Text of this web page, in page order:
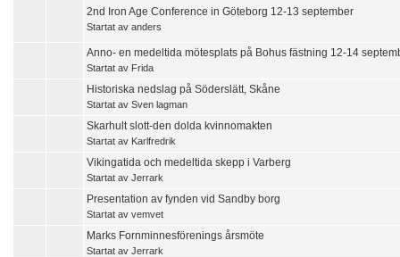
2nd Iron Age Conference in Göteborg 12-13 september
Startat av anders
Anno- en medeltida mötesplats på Bohus fästning 12-14
Startat av Frida
Historiska nedslag på Söderslätt, Skåne
Startat av Sven lagman
Skarhult slott-den dolda kvinnomakten
Startat av Karlfredrik
Vikingatida och medeltida skepp i Varberg
Startat av Jerrark
Presentation av fynden vid Sandby borg
Startat av vemvet
Marks Fornminnesförenings årsmöte
Startat av Jerrark